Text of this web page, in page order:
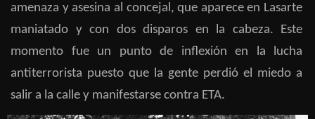
amenaza y asesina al concejal, que aparece en Lasarte
maniatado y con dos disparos en la cabeza. Este
momento fue un punto de inflexión en la lucha
antiterrorista puesto que la gente perdió el miedo a
salir a la calle y manifestarse contra ETA.